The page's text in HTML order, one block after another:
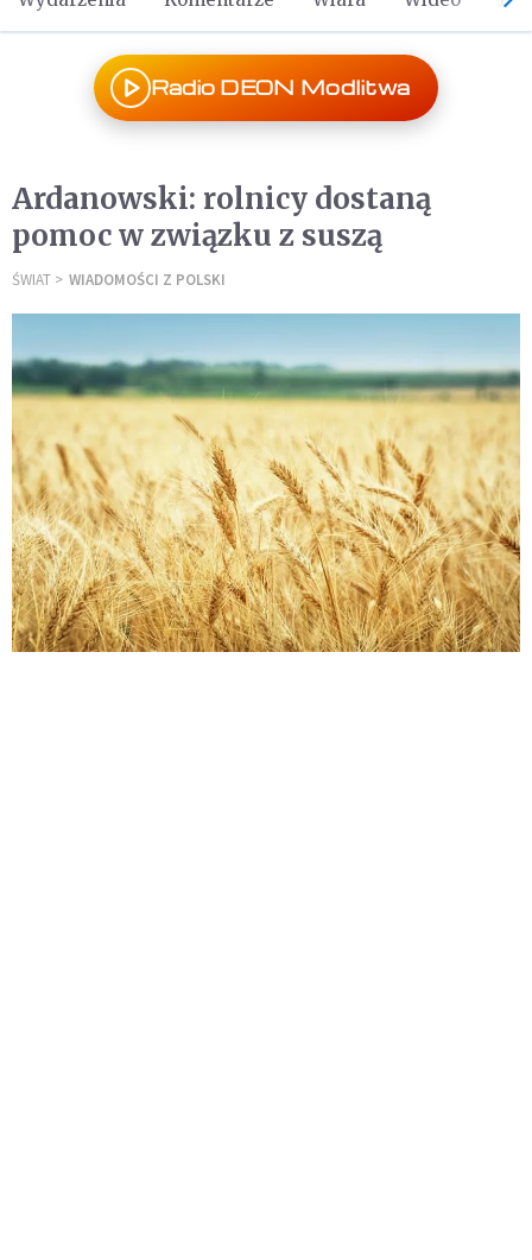
Radio DEON Modlitwa
Ardanowski: rolnicy dostaną
pomoc w związku z suszą
ŚWIAT WIADOMOŚCI Z POLSKI